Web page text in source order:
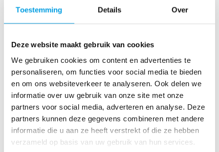
Toestemming Details Over
Deze website maakt gebruik van cookies
We gebruiken cookies om content en advertenties te
personaliseren, om functies voor social media te bieden
en om ons websiteverkeer te analyseren. Ook delen we
informatie over uw gebruik van onze site met onze
partners voor social media, adverteren en analyse. Deze
partners kunnen deze gegevens combineren met andere
informatie die u aan ze heeft verstrekt of die ze hebben
verzameld op basis van uw gebruik van hun services.
as
R
u
n
L
o
ve
Li
fe
R